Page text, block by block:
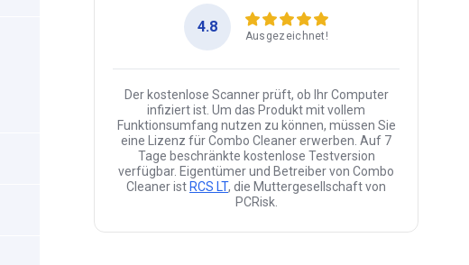
4.8
Ausgezeichnet!
Der kostenlose Scanner prüft, ob Ihr Computer
infiziert ist. Um das Produkt mit vollem
Funktionsumfang nutzen zu können, müssen Sie
eine Lizenz für Combo Cleaner erwerben. Auf 7
Tage beschränkte kostenlose Testversion
verfügbar. Eigentümer und Betreiber von Combo
Cleaner ist RCS LT, die Muttergesellschaft von
PCRisk.